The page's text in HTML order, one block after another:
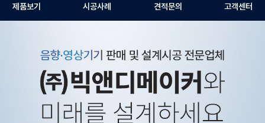
제품보기 시공사례 견적문의 고객센터